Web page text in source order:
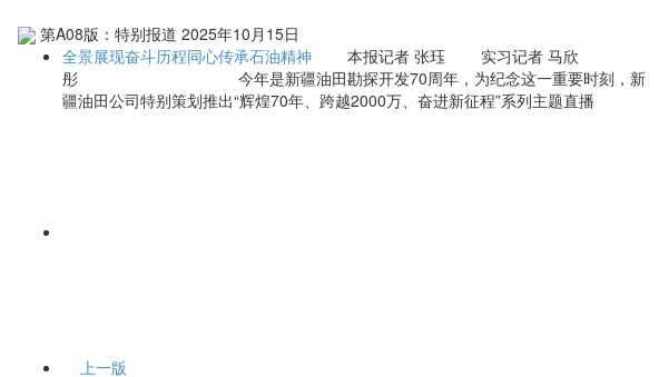
第A08版：特别报道 2025年10月15日
全景展现奋斗历程同心传承石油精神
本报记者 张珏 实习记者 马欣
彤 今年是新疆油田勘探开发70周年，为纪念这一重要时刻，新
疆油田公司特别策划推出“辉煌70年、跨越2000万、奋进新征程”系列主题直播
上一版